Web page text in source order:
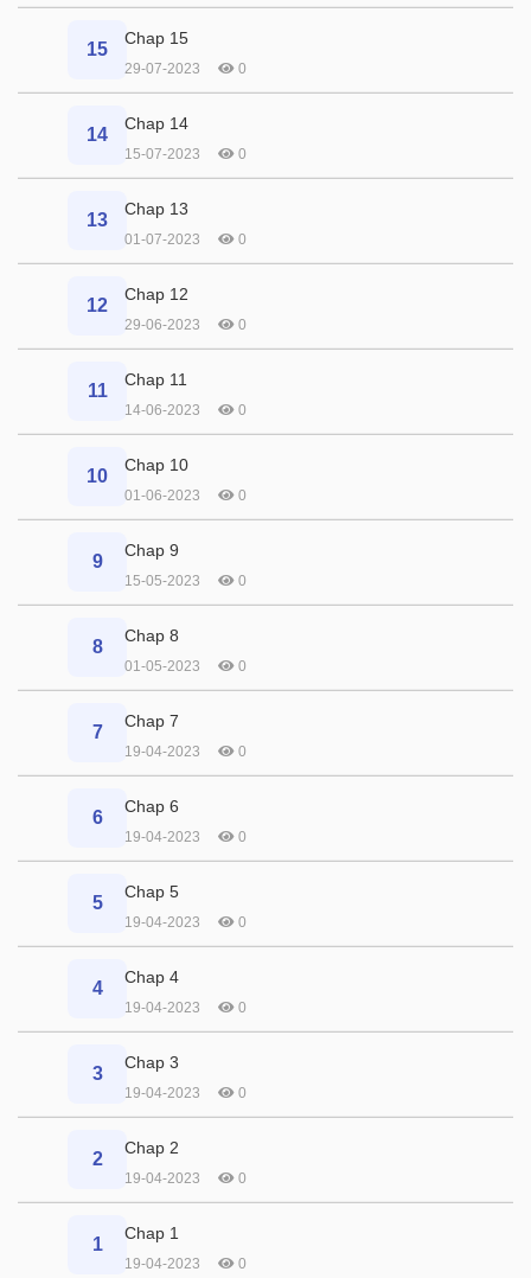
15
Chap 15
29-07-2023 0
14
Chap 14
15-07-2023 0
13
Chap 13
01-07-2023 0
12
Chap 12
29-06-2023 0
11
Chap 11
14-06-2023 0
10
Chap 10
01-06-2023 0
9
Chap 9
15-05-2023 0
8
Chap 8
01-05-2023 0
7
Chap 7
19-04-2023 0
6
Chap 6
19-04-2023 0
5
Chap 5
19-04-2023 0
4
Chap 4
19-04-2023 0
3
Chap 3
19-04-2023 0
2
Chap 2
19-04-2023 0
1
Chap 1
19-04-2023 0